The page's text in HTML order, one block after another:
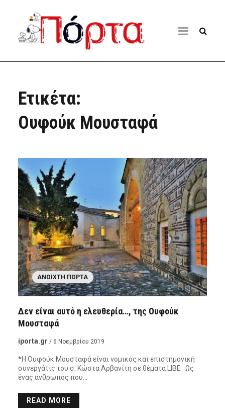
Ετικέτα:
Ουφούκ Μουσταφά
ΑΝΟΙΧΤΉ ΠΌΡΤΑ
Δεν είναι αυτό η ελευθερία…, της Ουφούκ
Μουσταφά
iporta.gr / 6 Νοεμβρίου 2019
*Η Ουφούκ Μουσταφά είναι νομικός και επιστημονική
συνεργάτις του σ. Κώστα Αρβανίτη σε θέματα LIBE . Ως
ένας άνθρωπος που…
READ MORE